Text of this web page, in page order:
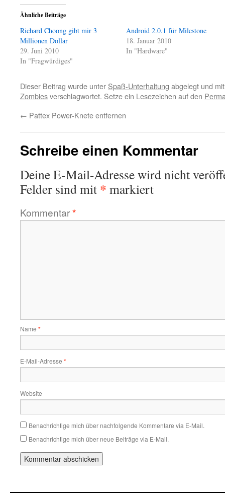
Ähnliche Beiträge
Richard Choong gibt mir 3
Millionen Dollar
29. Juni 2010
In "Fragwürdiges"
Android 2.0.1 für Milestone
18. Januar 2010
In "Hardware"
Dieser Beitrag wurde unter Spaß-Unterhaltung abgelegt und
Zombiesverschlagwortet. Setze ein Lesezeichen auf den
← Pattex Power-Knete entfernen
Schreibe einen Kommentar
Deine E-Mail-Adresse wird nicht
Felder sind mit * markiert
Kommentar*
Name *
E-Mail-Adresse *
Website
Benachrichtige mich über nachfolgende Kommentare via E-Mail.
Benachrichtige mich über neue Beiträge via E-Mail.